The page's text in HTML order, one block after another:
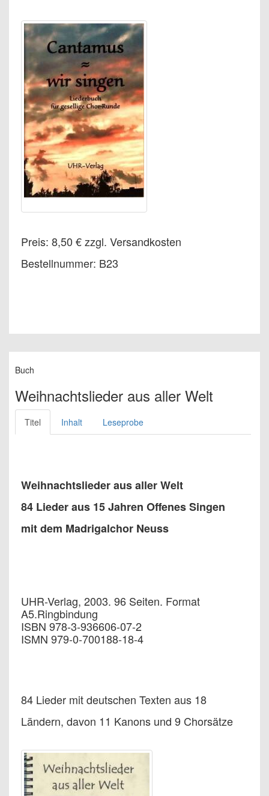
Preis: 8,50 € zzgl. Versandkosten
Bestellnummer: B23
Buch
Weihnachtslieder aus aller Welt
Titel Inhalt Leseprobe
Weihnachtslieder aus aller Welt
84 Lieder aus 15 Jahren Offenes Singen
mit dem Madrigalchor Neuss
UHR-Verlag, 2003. 96 Seiten. Format
A5.Ringbindung
ISBN 978-3-936606-07-2
ISMN 979-0-700188-18-4
84 Lieder mit deutschen Texten aus 18
Ländern, davon 11 Kanons und 9 Chorsätze